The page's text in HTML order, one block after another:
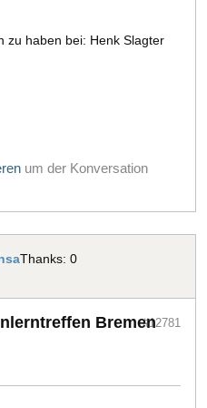
zu haben bei: Henk Slagter
um der Konversation
Thanks: 0
Bremen#12781